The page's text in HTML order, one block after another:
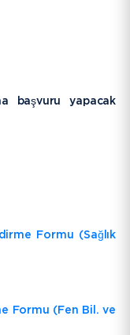
başvuru yapacak
Formu (Sağlık
Formu (Fen Bil. ve